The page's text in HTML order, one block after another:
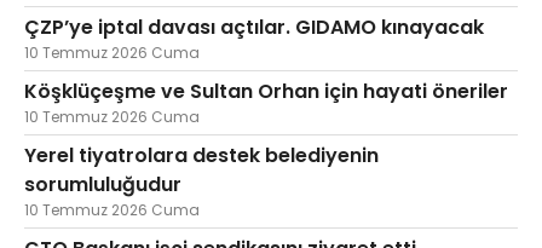
ÇZP’ye iptal davası açtılar. GIDAMO kınayacak
10 Temmuz 2026 Cuma
Köşklüçeşme ve Sultan Orhan için hayati öneriler
10 Temmuz 2026 Cuma
Yerel tiyatrolara destek belediyenin
sorumluluğudur
10 Temmuz 2026 Cuma